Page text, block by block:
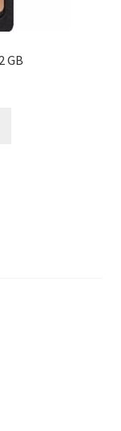
GB